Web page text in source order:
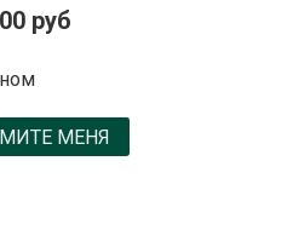
руб
МЕНЯ